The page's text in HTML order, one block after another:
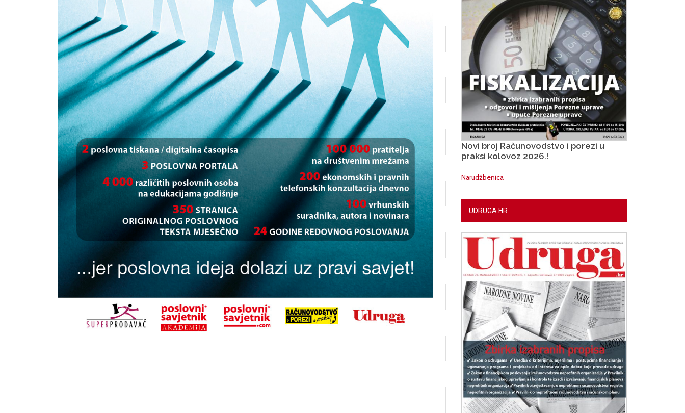
Novi broj Računovodstvo i porezi u
praksi kolovoz 2026.!
Narudžbenica
UDRUGA.HR